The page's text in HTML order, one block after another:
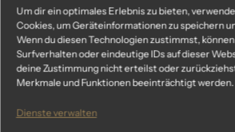
Um dir ein optimales Erlebnis zu bieten,
Cookies, um Geräteinformationen zu speichern
Wenn du diesen Technologien zustimmst,
Surfverhalten oder eindeutige IDs auf dieser
deine Zustimmung nicht erteilst oder
Merkmale und Funktionen beeinträchtigt werden.
Dienste verwalten
Ähnliche
Das könnte dir auch